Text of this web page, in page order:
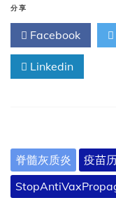
毒
苗
以
及
我
们
分享
Facebook
Linkedin
脊髓灰质炎
疫苗